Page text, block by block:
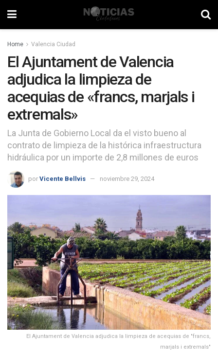
Home Valencia Ciudad
El Ajuntament de Valencia
adjudica la limpieza de
acequias de «francs, marjals i
extremals»
La Junta de Gobierno Local da el visto bueno al
contrato de limpieza de la histórica infraestructura
hidráulica por un importe de 2,8 millones de euros
por Vicente Bellvis noviembre 29, 2024
El Ajuntament de Valencia adjudica la limpieza de acequias de "francs,
marjals i extremals"